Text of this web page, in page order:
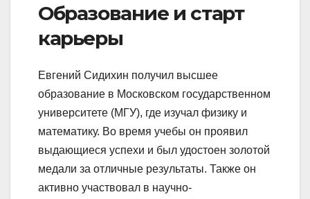
Образование и старт
карьеры
Евгений Сидихин получил высшее
образование в Московском государственном
университете (МГУ), где изучал физику и
математику. Во время учебы он проявил
выдающиеся успехи и был удостоен золотой
медали за отличные результаты. Также он
активно участвовал в научно-